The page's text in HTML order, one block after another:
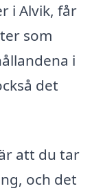
i Alvik, får
som
i
det
att du tar
och det